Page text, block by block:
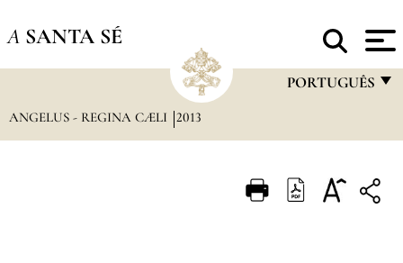
A SANTA SÉ
PORTUGUÊS
ITALIANO
ANGELUS - REGINA CÆLI 2013